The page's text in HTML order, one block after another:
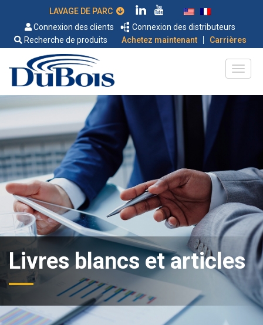
Connexion des clients
Connexion des distributeurs
Recherche de produits
Achetez maintenant | Carrières
Livres blancs et articles